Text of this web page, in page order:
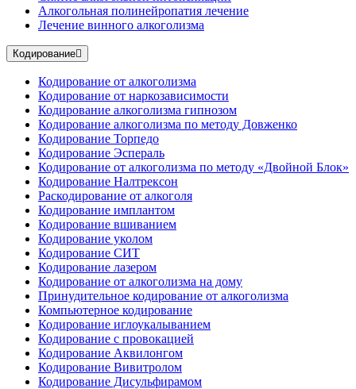
Алкогольная полинейропатия лечение
Лечение винного алкоголизма
Кодирование
Кодирование от алкоголизма
Кодирование от наркозависимости
Кодирование алкоголизма гипнозом
Кодирование алкоголизма по методу Довженко
Кодирование Торпедо
Кодирование Эспераль
Кодирование от алкоголизма по методу «Двойной Блок»
Кодирование Налтрексон
Раскодирование от алкоголя
Кодирование имплантом
Кодирование вшиванием
Кодирование уколом
Кодирование СИТ
Кодирование лазером
Кодирование от алкоголизма на дому
Принудительное кодирование от алкоголизма
Компьютерное кодирование
Кодирование иглоукалыванием
Кодирование с провокацией
Кодирование Аквилонгом
Кодирование Вивитролом
Кодирование Дисульфирамом